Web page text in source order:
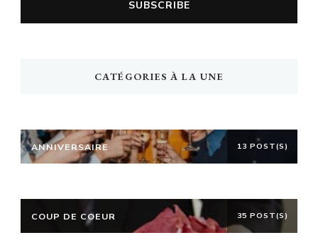
CATÉGORIES À LA UNE
ANNIVERSAIRE 13 POST(S)
COUP DE COEUR 35 POST(S)